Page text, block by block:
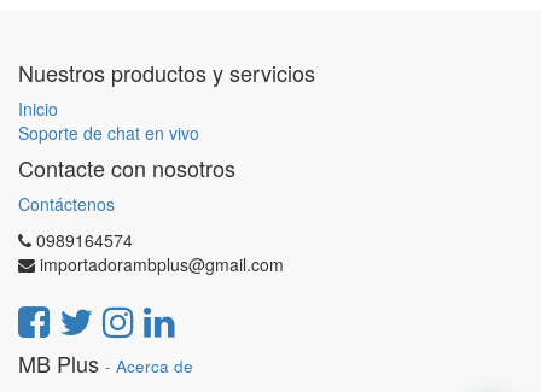
Nuestros productos y servicios
Inicio
Soporte de chat en vivo
Contacte con nosotros
Contáctenos
0989164574
importadorambplus@gmail.com
MB Plus - Acerca de